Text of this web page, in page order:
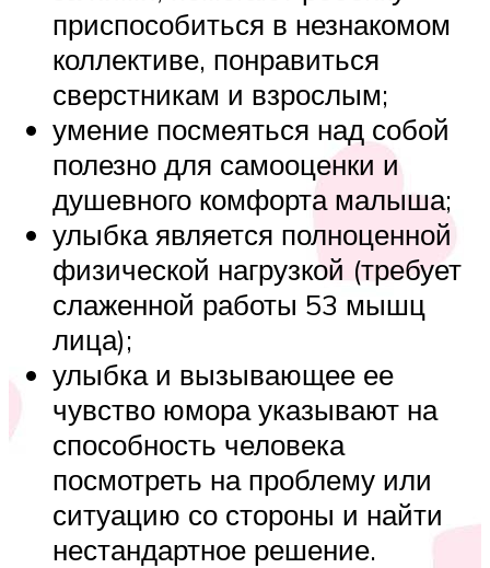
приспособиться в незнакомом
коллективе, понравиться
сверстникам и взрослым;
умение посмеяться над собой
полезно для самооценки и
душевного комфорта малыша;
улыбка является полноценной
физической нагрузкой (требует
слаженной работы 53 мышц
лица);
улыбка и вызывающее ее
чувство юмора указывают на
способность человека
посмотреть на проблему или
ситуацию со стороны и найти
нестандартное решение.